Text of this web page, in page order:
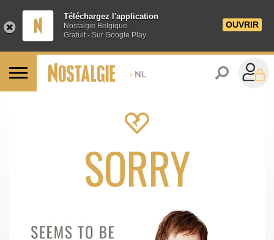
Téléchargez l'application
Nostalgie Belgique
Gratuit - Sur Google Play
OUVRIR
> NL
SORRY